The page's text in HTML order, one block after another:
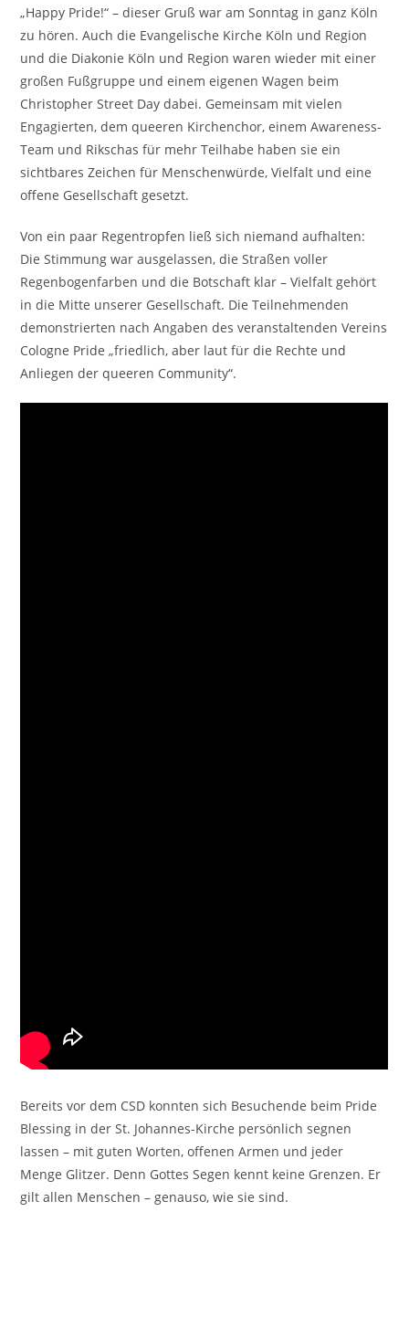
„Happy Pride!“ – dieser Gruß war am Sonntag in ganz Köln
zu hören. Auch die Evangelische Kirche Köln und Region
und die Diakonie Köln und Region waren wieder mit einer
großen Fußgruppe und einem eigenen Wagen beim
Christopher Street Day dabei. Gemeinsam mit vielen
Engagierten, dem queeren Kirchenchor, einem Awareness-
Team und Rikschas für mehr Teilhabe haben sie ein
sichtbares Zeichen für Menschenwürde, Vielfalt und eine
offene Gesellschaft gesetzt.
Von ein paar Regentropfen ließ sich niemand aufhalten:
Die Stimmung war ausgelassen, die Straßen voller
Regenbogenfarben und die Botschaft klar – Vielfalt gehört
in die Mitte unserer Gesellschaft. Die Teilnehmenden
demonstrierten nach Angaben des veranstaltenden Vereins
Cologne Pride „friedlich, aber laut für die Rechte und
Anliegen der queeren Community“.
Bereits vor dem CSD konnten sich Besuchende beim Pride
Blessing in der St. Johannes-Kirche persönlich segnen
lassen – mit guten Worten, offenen Armen und jeder
Menge Glitzer. Denn Gottes Segen kennt keine Grenzen. Er
gilt allen Menschen – genauso, wie sie sind.